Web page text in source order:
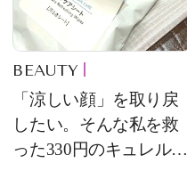
BEAUTY
「涼しい顔」を取り戻
したい。そんな私を救
った330円のキュレル名